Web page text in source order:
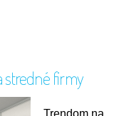
stredné firmy